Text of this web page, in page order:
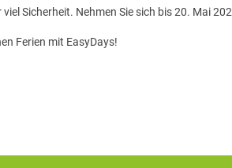
Sicherheit. Nehmen Sie sich bis 20. Mai
Ferien mit EasyDays!